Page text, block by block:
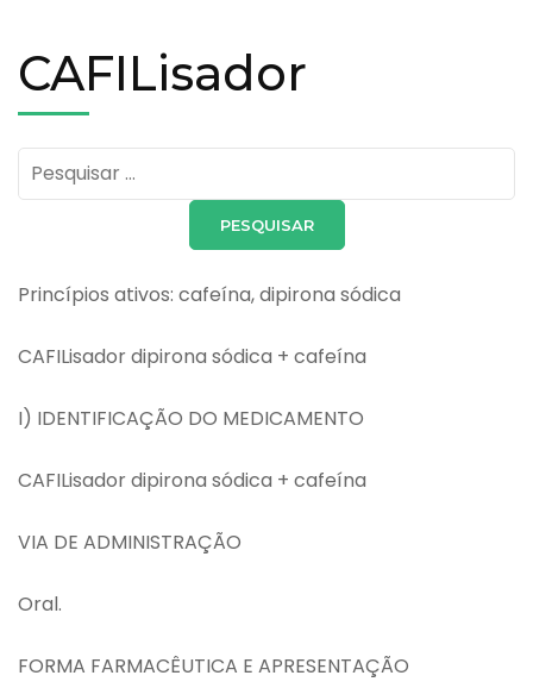
CAFILisador
Pesquisar
por:
Princípios ativos: cafeína, dipirona sódica
CAFILisador dipirona sódica + cafeína
I) IDENTIFICAÇÃO DO MEDICAMENTO
CAFILisador dipirona sódica + cafeína
VIA DE ADMINISTRAÇÃO
Oral.
FORMA FARMACÊUTICA E APRESENTAÇÃO